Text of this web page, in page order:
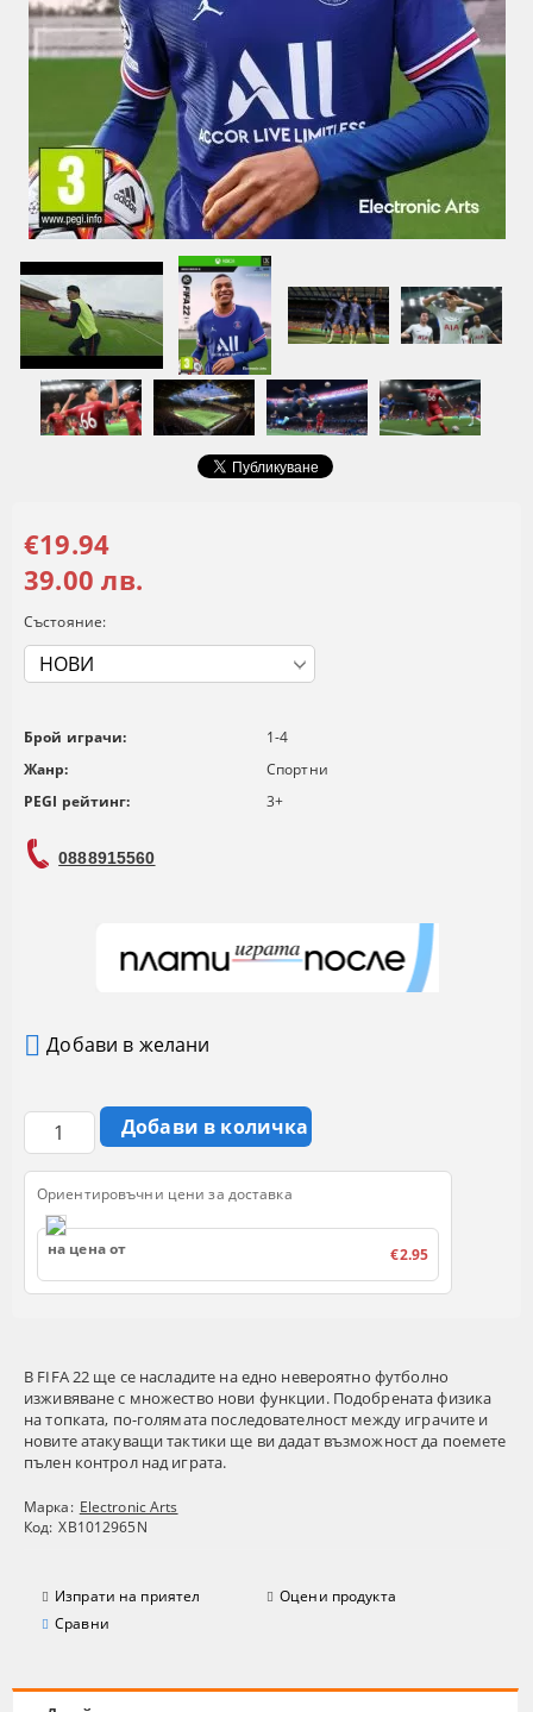
В FIFA 22 ще се насладите на едно невероятно футболно
изживяване с множество нови функции. Подобрената физика
на топката, по-голямата последователност между играчите и
новите атакуващи тактики ще ви дадат възможност да поемете
пълен контрол над играта.
Марка: Electronic Arts
Код: XB1012965N
Изпрати на приятел
Оцени продукта
Сравни
€19.94
39.00 лв.
Състояние:
Брой играчи:
1-4
Жанр:
Спортни
PEGI рейтинг:
3+
0888915560
Добави в желани
Ориентировъчни цени за доставка
на цена от €2.95